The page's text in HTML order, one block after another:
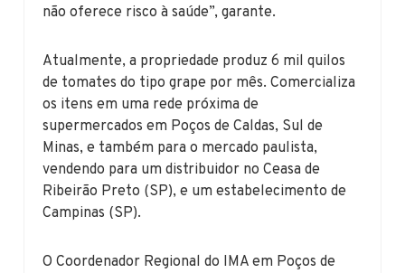
não oferece risco à saúde”, garante.
Atualmente, a propriedade produz 6 mil quilos
de tomates do tipo grape por mês. Comercializa
os itens em uma rede próxima de
supermercados em Poços de Caldas, Sul de
Minas, e também para o mercado paulista,
vendendo para um distribuidor no Ceasa de
Ribeirão Preto (SP), e um estabelecimento de
Campinas (SP).
O Coordenador Regional do IMA em Poços de